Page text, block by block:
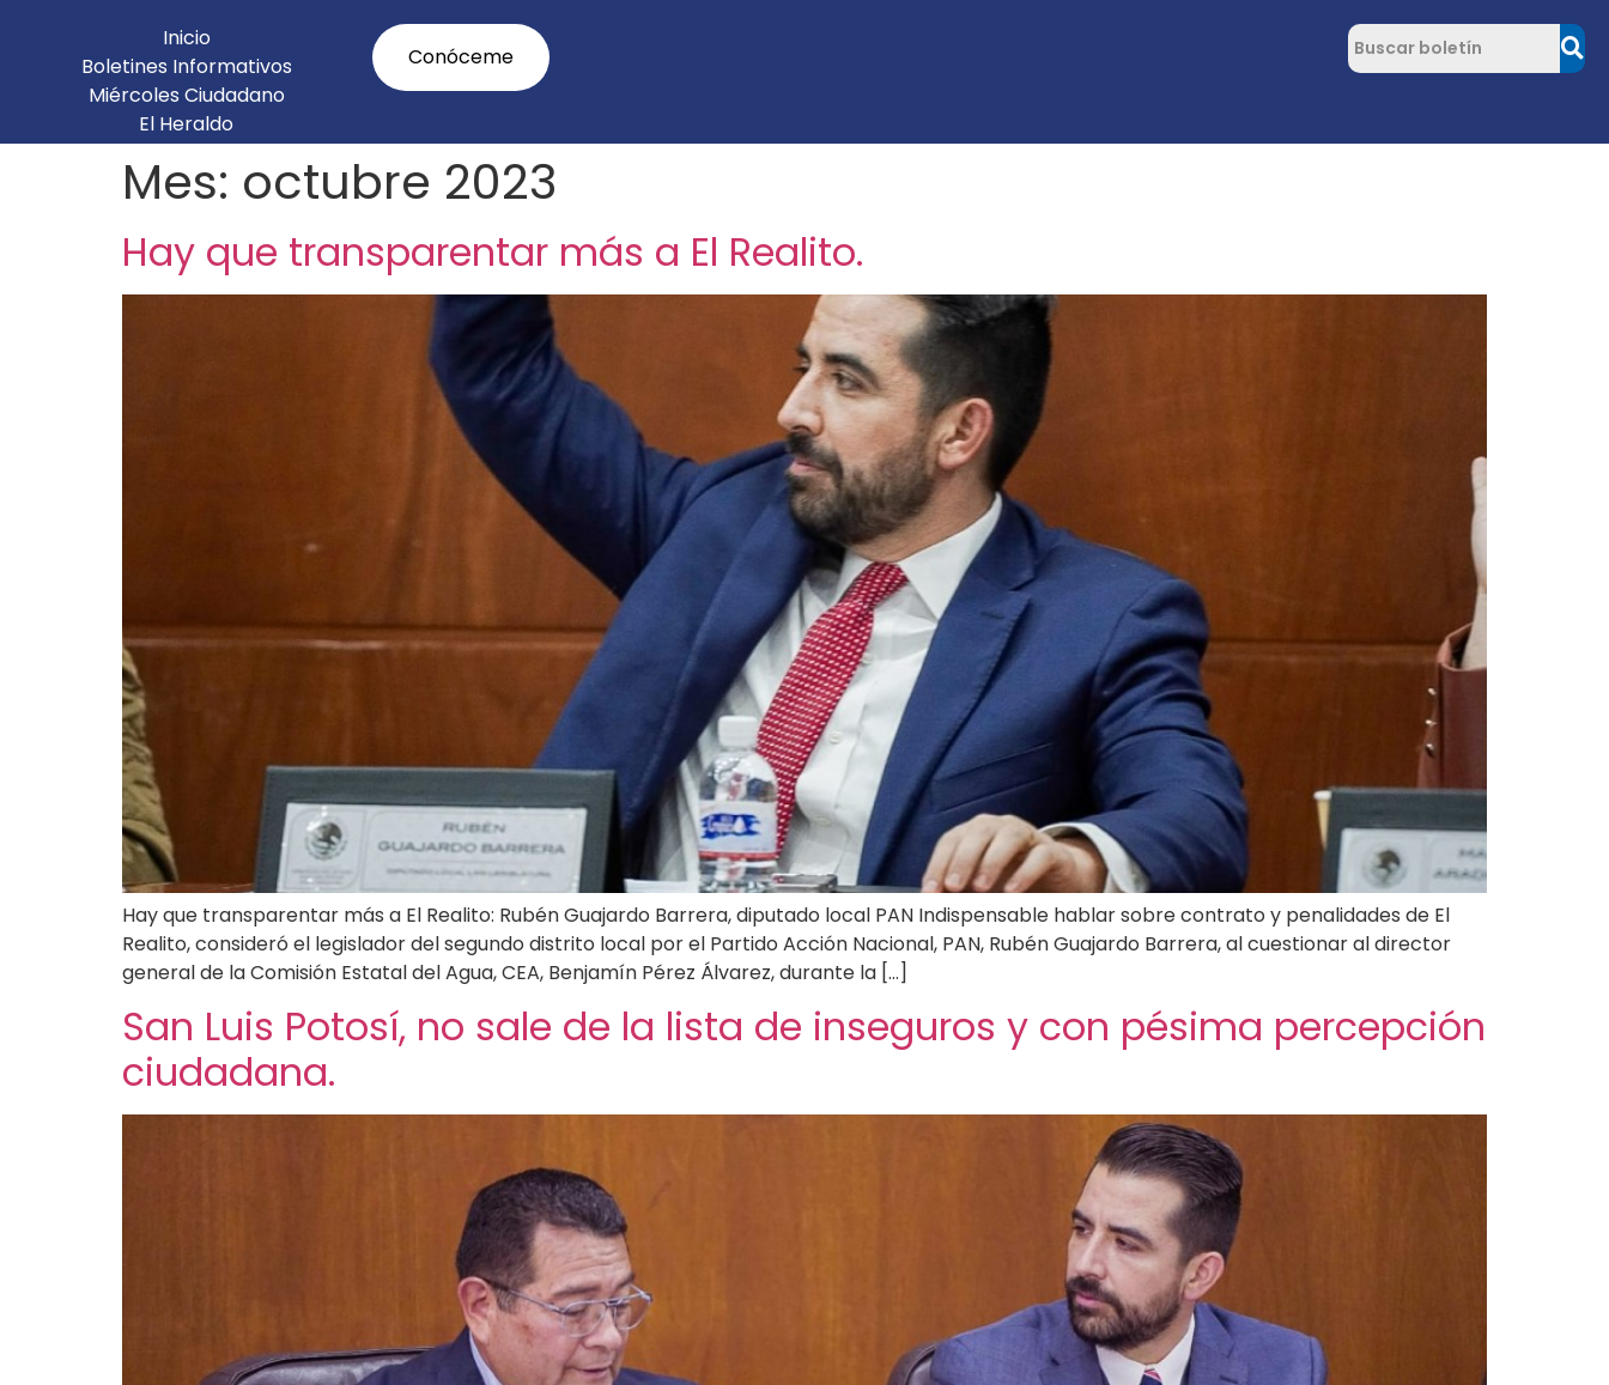
Inicio
Boletines Informativos
Miércoles Ciudadano
El Heraldo
Agenda Legislativa
Conóceme
Mes: octubre 2023
Hay que transparentar más a El Realito.
Hay que transparentar más a El Realito: Rubén Guajardo Barrera, diputado local PAN Indispensable hablar sobre contrato y penalidades de El
Realito, consideró el legislador del segundo distrito local por el Partido Acción Nacional, PAN, Rubén Guajardo Barrera, al cuestionar al director
general de la Comisión Estatal del Agua, CEA, Benjamín Pérez Álvarez, durante la […]
San Luis Potosí, no sale de la lista de inseguros y con pésima percepción
ciudadana.